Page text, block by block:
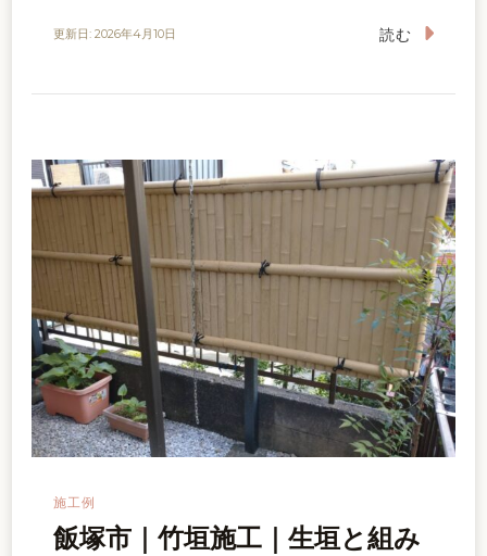
更新日: 2026年4月10日 読む
施工例
飯塚市｜竹垣施工｜生垣と組み